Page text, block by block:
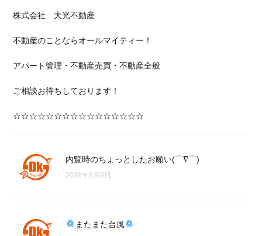
株式会社 大光不動産
不動産のことならオールマイティー！
アパート管理・不動産売買・不動産全般
ご相談お待ちしております！
☆☆☆☆☆☆☆☆☆☆☆☆☆☆☆☆
内覧時のちょっとしたお願い(⌒∇⌒)
2026年8月6日
またまた台風